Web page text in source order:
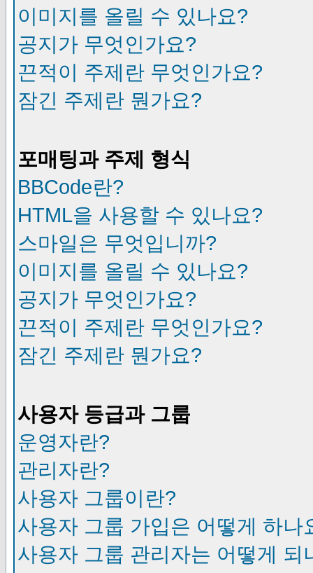
이미지를 올릴 수 있나요?
공지가 무엇인가요?
끈적이 주제란 무엇인가요?
잠긴 주제란 뭔가요?
포매팅과 주제 형식
BBCode란?
HTML을 사용할 수 있나요?
스마일은 무엇입니까?
이미지를 올릴 수 있나요?
공지가 무엇인가요?
끈적이 주제란 무엇인가요?
잠긴 주제란 뭔가요?
사용자 등급과 그룹
운영자란?
관리자란?
사용자 그룹이란?
사용자 그룹 가입은 어떻게 하나
사용자 그룹 관리자는 어떻게 되